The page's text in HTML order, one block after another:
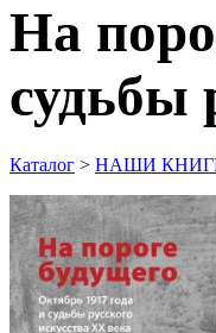
На
судьбы
Каталог > НАШИ